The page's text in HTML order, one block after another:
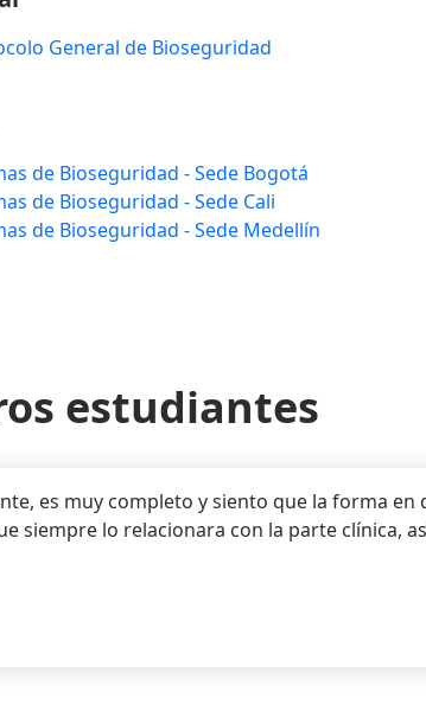
General de Bioseguridad
de Bioseguridad - Sede Bogotá
de Bioseguridad - Sede Cali
de Bioseguridad - Sede Medellín
estudiantes
es muy completo y siento que la forma
siempre lo relacionara con la parte clínica,